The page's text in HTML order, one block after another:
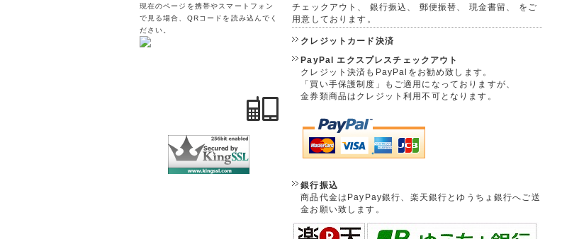
チェックアウト、 銀行振込、 郵便振替、 現金書留、 をご
用意しております。
クレジットカード決済
PayPal エクスプレスチェックアウト
クレジット決済もPayPalをお勧め致します。
「買い手保護制度」もご適用になっておりますが、
金券類商品はクレジット利用不可となります。
銀行振込
商品代金はPayPay銀行、楽天銀行とゆうちょ銀行へご送
金お願い致します。
現在のページを携帯やスマートフォン
で見る場合、QRコードを読み込んでく
ださい。